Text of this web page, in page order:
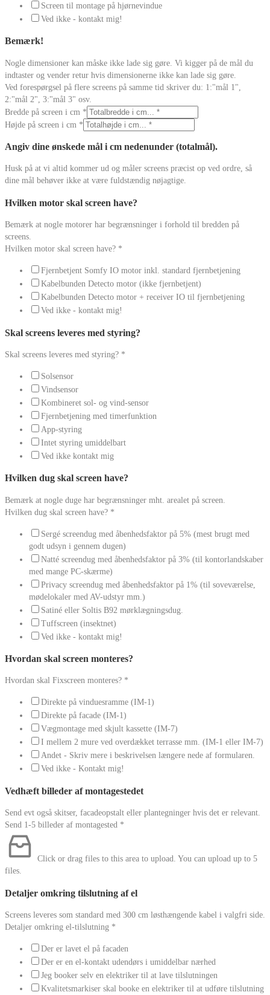
Screen til montage på hjørnevindue
Ved ikke - kontakt mig!
Bemærk!
Nogle dimensioner kan måske ikke lade sig gøre. Vi kigger på de mål du
indtaster og vender retur hvis dimensionerne ikke kan lade sig gøre.
Ved forespørgsel på flere screens på samme tid skriver du: 1:"mål 1",
2:"mål 2", 3:"mål 3" osv.
Bredde på screen i cm *
Højde på screen i cm *
Angiv dine ønskede mål i cm nedenunder (totalmål).
Husk på at vi altid kommer ud og måler screens præcist op ved ordre, så
dine mål behøver ikke at være fuldstændig nøjagtige.
Hvilken motor skal screen have?
Bemærk at nogle motorer har begrænsninger i forhold til bredden på
screens.
Hvilken motor skal screen have? *
Fjernbetjent Somfy IO motor inkl. standard fjernbetjening
Kabelbunden Detecto motor (ikke fjernbetjent)
Kabelbunden Detecto motor + receiver IO til fjernbetjening
Ved ikke - kontakt mig!
Skal screens leveres med styring?
Skal screens leveres med styring? *
Solsensor
Vindsensor
Kombineret sol- og vind-sensor
Fjernbetjening med timerfunktion
App-styring
Intet styring umiddelbart
Ved ikke kontakt mig
Hvilken dug skal screen have?
Bemærk at nogle duge har begrænsninger mht. arealet på screen.
Hvilken dug skal screen have? *
Sergé screendug med åbenhedsfaktor på 5% (mest brugt med
godt udsyn i gennem dugen)
Natté screendug med åbenhedsfaktor på 3% (til kontorlandskaber
med mange PC-skærme)
Privacy screendug med åbenhedsfaktor på 1% (til soveværelse,
mødelokaler med AV-udstyr mm.)
Satiné eller Soltis B92 mørklægningsdug.
Tuffscreen (insektnet)
Ved ikke - kontakt mig!
Hvordan skal screen monteres?
Hvordan skal Fixscreen monteres? *
Direkte på vinduesramme (IM-1)
Direkte på facade (IM-1)
Vægmontage med skjult kassette (IM-7)
I mellem 2 mure ved overdækket terrasse mm. (IM-1 eller IM-7)
Andet - Skriv mere i beskrivelsen længere nede af formularen.
Ved ikke - Kontakt mig!
Vedhæft billeder af montagestedet
Send evt også skitser, facadeopstalt eller plantegninger hvis det er relevant.
Send 1-5 billeder af montagested *
Click or drag files to this area to upload. You can upload up to 5
files.
Detaljer omkring tilslutning af el
Screens leveres som standard med 300 cm løsthængende kabel i valgfri side.
Detaljer omkring el-tilslutning *
Der er lavet el på facaden
Der er en el-kontakt udendørs i umiddelbar nærhed
Jeg booker selv en elektriker til at lave tilslutningen
Kvalitetsmarkiser skal booke en elektriker til at udføre tilslutning